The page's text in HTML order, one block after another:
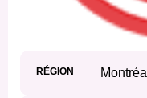
RÉGION Montréal